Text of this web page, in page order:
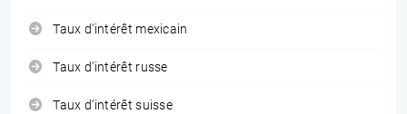
Taux d'intérêt mexicain
Taux d'intérêt russe
Taux d'intérêt suisse